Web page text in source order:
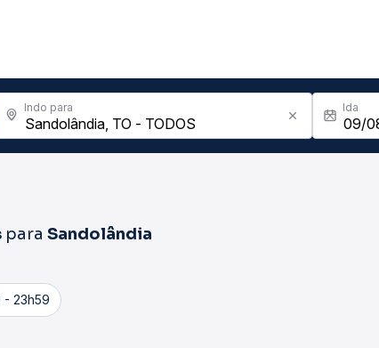
Indo para Ida
para Sandolândia
- 23h59